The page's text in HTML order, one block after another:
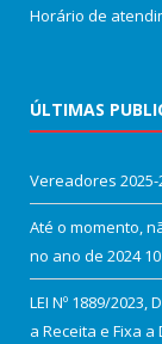
Horário de
ÚLTIMAS
Vereadores 2025-
Até o momento,
no ano de 2024
LEI Nº 1889/2023,
a Receita e Fixa